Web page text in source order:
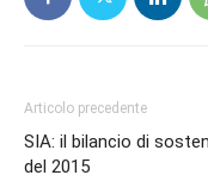
Articolo precedente
SIA: il bilancio di
del 2015